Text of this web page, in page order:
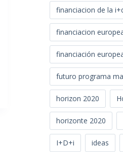
financiacion de la
financiacion
financiación
futuro programa
horizon 2020
horizonte 2020
I+D+i ideas